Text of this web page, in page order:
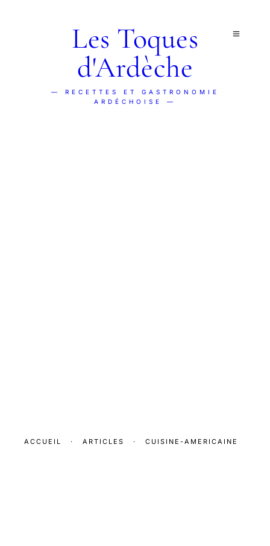
Les Toques
d'Ardèche
— RECETTES ET GASTRONOMIE
ARDÉCHOISE —
ACCUEIL · ARTICLES · CUISINE-AMERICAINE